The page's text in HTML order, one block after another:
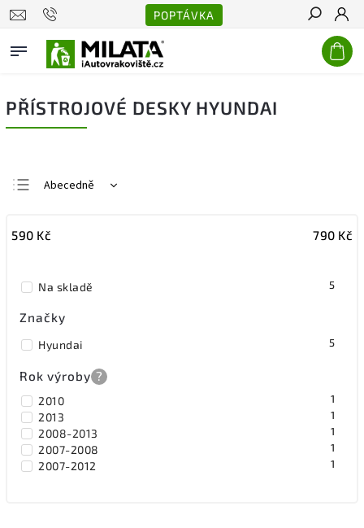
POPTÁVKA
Hledat
PŘÍSTROJOVÉ DESKY HYUNDAI
Abecedně
Nejdražší
590 Kč 790 Kč
Na skladě 5
Značky
Hyundai 5
Rok výroby ?
2010 1
2013 1
2008-2013 1
2007-2008 1
2007-2012 1